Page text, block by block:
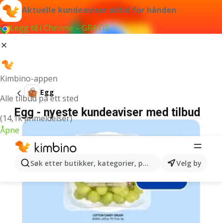
Aktuelle kundeaviser alltid for hånden
Legg til i Chrome – GRATIS
Kimbino-appen
Alle tilbud på ett sted
(14,1k anmeldelser)
Åpne
Søk etter butikker, kategorier, produkter...Velg by
Egg
Egg - nyeste kundeaviser med tilbud